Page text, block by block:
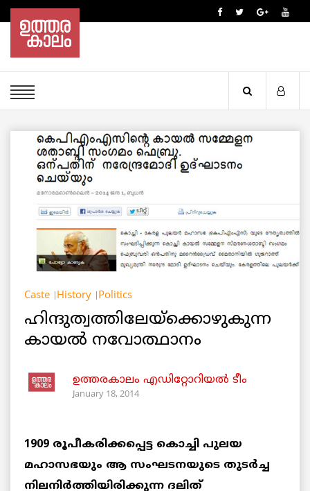
Caste History Politics
ഹിന്ദുത്വത്തിലേയ്‌ക്കൊഴുകുന്ന
കായല്‍ നവോത്ഥാനം
ഉത്തരകാലം എഡിറ്റോറിയല്‍ ടീം
January 18, 2014
1909 രൂപീകരിക്കപ്പെട്ട കൊച്ചി പുലയ
മഹാസഭയും ആ സംഘടനയുടെ തുടര്‍ച്ച
നിലനിര്‍ത്തിയിരിക്കുന്ന ദലിത്